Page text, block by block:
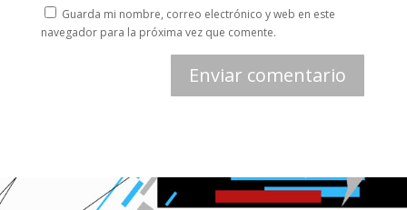
Guarda mi nombre, correo electrónico y web en este
navegador para la próxima vez que comente.